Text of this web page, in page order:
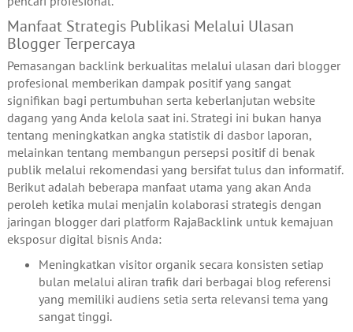
Manfaat Strategis Publikasi Melalui Ulasan
Blogger Terpercaya
Pemasangan backlink berkualitas melalui ulasan dari blogger
profesional memberikan dampak positif yang sangat
signifikan bagi pertumbuhan serta keberlanjutan website
dagang yang Anda kelola saat ini. Strategi ini bukan hanya
tentang meningkatkan angka statistik di dasbor laporan,
melainkan tentang membangun persepsi positif di benak
publik melalui rekomendasi yang bersifat tulus dan informatif.
Berikut adalah beberapa manfaat utama yang akan Anda
peroleh ketika mulai menjalin kolaborasi strategis dengan
jaringan blogger dari platform RajaBacklink untuk kemajuan
eksposur digital bisnis Anda:
Meningkatkan visitor organik secara konsisten setiap
bulan melalui aliran trafik dari berbagai blog referensi
yang memiliki audiens setia serta relevansi tema yang
sangat tinggi.